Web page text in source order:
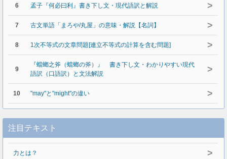
6 孟子『何必曰利』書き下し文・現代語訳と解説 >
7 古文単語「まろや/丸屋」の意味・解説【名詞】 >
8 1次不等式の文章問題[連立不等式の計算を含む問題] >
9
『蟷螂之斧（蟷螂の斧）』 書き下し文・わかりやすい現代
語訳（口語訳）と文法解説
>
10 "may"と"might"の違い >
注目テキスト
力とは？ >